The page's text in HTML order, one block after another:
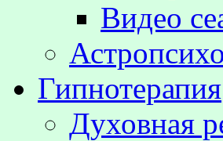
Видео
Гипнотерапия
Духовная